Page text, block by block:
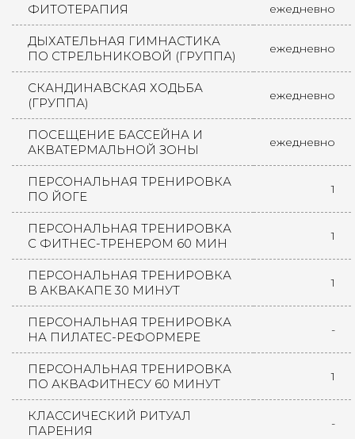
ФИТОТЕРАПИЯ ежедневно
ДЫХАТЕЛЬНАЯ ГИМНАСТИКА
ПО СТРЕЛЬНИКОВОЙ (ГРУППА)
ежедневно
СКАНДИНАВСКАЯ ХОДЬБА
(ГРУППА)
ежедневно
ПОСЕЩЕНИЕ БАССЕЙНА И
АКВАТЕРМАЛЬНОЙ ЗОНЫ
ежедневно
ПЕРСОНАЛЬНАЯ ТРЕНИРОВКА
ПО ЙОГЕ
1
ПЕРСОНАЛЬНАЯ ТРЕНИРОВКА
С ФИТНЕС-ТРЕНЕРОМ 60 МИН
1
ПЕРСОНАЛЬНАЯ ТРЕНИРОВКА
В АКВАКАПЕ 30 МИНУТ
1
ПЕРСОНАЛЬНАЯ ТРЕНИРОВКА
НА ПИЛАТЕС-РЕФОРМЕРЕ
-
ПЕРСОНАЛЬНАЯ ТРЕНИРОВКА
ПО АКВАФИТНЕСУ 60 МИНУТ
1
КЛАССИЧЕСКИЙ РИТУАЛ
ПАРЕНИЯ
-